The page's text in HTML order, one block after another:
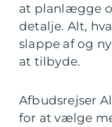
at planlægge
detalje. Alt,
slappe af og
at tilbyde.
Afbudsrejser
for at vælge